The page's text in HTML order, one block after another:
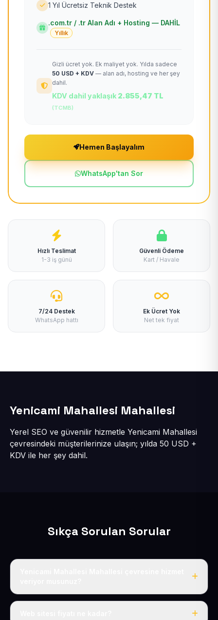
1 Yıl Ücretsiz Teknik Destek
.com.tr / .tr Alan Adı + Hosting — DAHİL
Yıllık
Gizli ücret yok. Ek maliyet yok. Yılda sadece
50 USD + KDV — alan adı, hosting ve her şey
dahil.
KDV dahil yaklaşık 2.855,47 TL
(TCMB)
Hemen Başlayalım
WhatsApp'tan Sor
Hızlı Teslimat
1-3 iş günü
Güvenli Ödeme
Kart / Havale
7/24 Destek
WhatsApp hattı
Ek Ücret Yok
Net tek fiyat
Yenicami Mahallesi Mahallesi
Yerel SEO ve güvenilir hizmetle Yenicami Mahallesi
çevresindeki müşterilerinize ulaşın; yılda 50 USD +
KDV ile her şey dahil.
Sıkça Sorulan Sorular
Evet, Yenicami Mahallesi dahil tüm Pınarbaşı ve